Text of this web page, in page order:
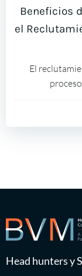
Beneficios
el
El
Head hunters y